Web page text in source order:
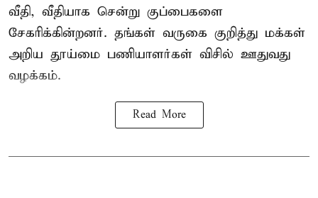
வீதி, வீதியாக சென்று குப்பைகளை
சேகரிக்கின்றனர். தங்கள் வருகை குறித்து மக்கள்
அறிய தூய்மை பணியாளர்கள் விசில் ஊதுவது
வழக்கம்.
Read More